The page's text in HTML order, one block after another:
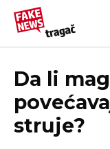
Da li
struje?